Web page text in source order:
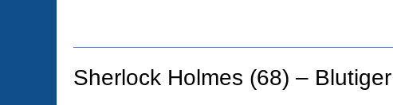
Sherlock Holmes (68) –